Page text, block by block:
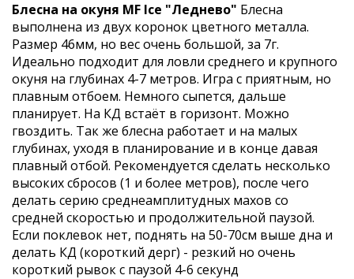
Блесна на окуня MF Ice "Леднево" Блесна
выполнена из двух коронок цветного металла.
Размер 46мм, но вес очень большой, за 7г.
Идеально подходит для ловли среднего и крупного
окуня на глубинах 4-7 метров. Игра с приятным, но
плавным отбоем. Немного сыпется, дальше
планирует. На КД встаёт в горизонт. Можно
гвоздить. Так же блесна работает и на малых
глубинах, уходя в планирование и в конце давая
плавный отбой. Рекомендуется сделать несколько
высоких сбросов (1 и более метров), после чего
делать серию среднеамплитудных махов со
средней скоростью и продолжительной паузой.
Если поклевок нет, поднять на 50-70см выше дна и
делать КД (короткий дерг) - резкий но очень
короткий рывок с паузой 4-6 секунд